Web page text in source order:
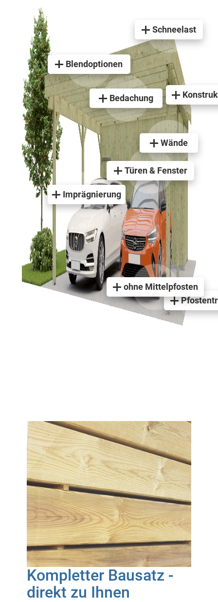
Türen & Fenster
Blendoptionen
Bedachung
Schneelast
Wände
Imprägnierung
ohne Mittelpfosten
Kompletter Bausatz -
direkt zu Ihnen